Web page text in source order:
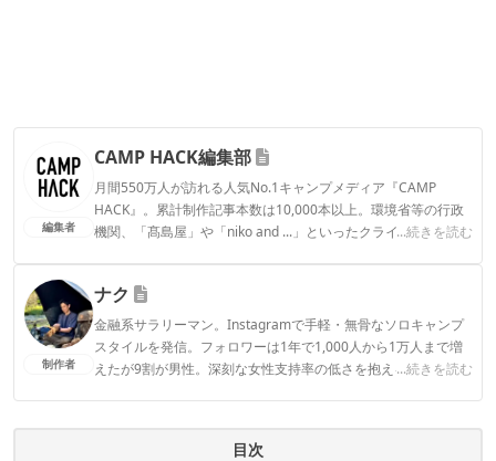
編集者
CAMP HACK編集部
月間550万人が訪れる人気No.1キャンプメディア『CAMP
HACK』。累計制作記事本数は10,000本以上。環境省等の行政
機関、「髙島屋」や「niko and ...」といったクライアントとの
...続きを読む
CAMP HACK編集部のプロフィール
制作者
ナク
金融系サラリーマン。Instagramで手軽・無骨なソロキャンプ
スタイルを発信。フォロワーは1年で1,000人から1万人まで増
えたが9割が男性。深刻な女性支持率の低さを抱える。キャン
...続きを読む
目次